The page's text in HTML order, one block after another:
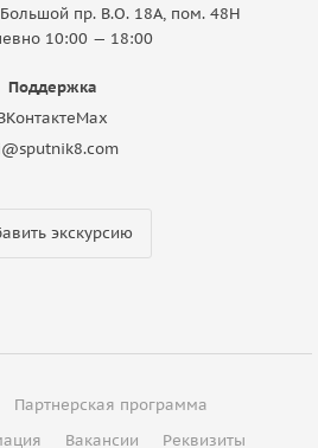
Большой пр. В.О. 18A, пом. 48Н
10:00 — 18:00
Поддержка
Max
экскурсию
Партнерская программа
Вакансии Реквизиты